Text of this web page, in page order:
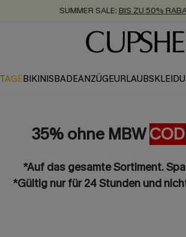
SUMMER SALE: BIS ZU 50%
ZUM NEWSLETTER:BIS ZU -20% EXTRA
KOSTENLOSER VERSAND AB 89
BIKINISBADEANZÜGE
35% ohne MBW
*Auf das gesamte Sortiment.
*Gültig nur für 24 Stunden und